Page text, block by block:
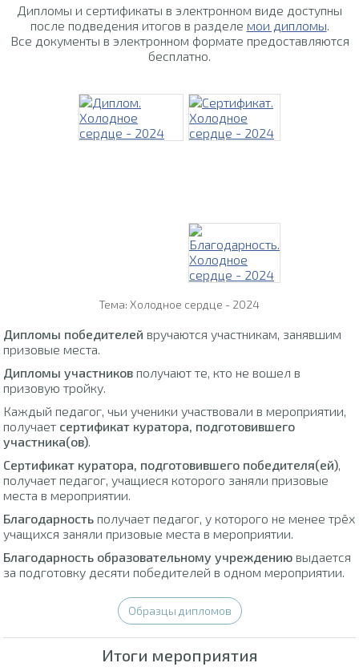
Дипломы и сертификаты в электронном виде доступны
после подведения итогов в разделе мои дипломы.
Все документы в электронном формате предоставляются
бесплатно.
Тема: Холодное сердце - 2024
Дипломы победителей вручаются участникам, занявшим
призовые места.
Дипломы участников получают те, кто не вошел в
призовую тройку.
Каждый педагог, чьи ученики участвовали в мероприятии,
получает сертификат куратора, подготовившего
участника(ов).
Сертификат куратора, подготовившего победителя(ей),
получает педагог, учащиеся которого заняли призовые
места в мероприятии.
Благодарность получает педагог, у которого не менее трёх
учащихся заняли призовые места в мероприятии.
Благодарность образовательному учреждению выдается
за подготовку десяти победителей в одном мероприятии.
Образцы дипломов
Итоги мероприятия